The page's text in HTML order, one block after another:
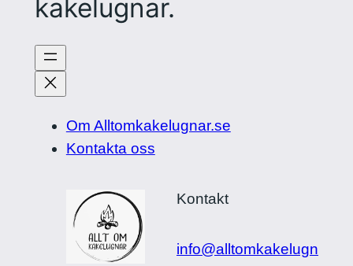
kakelugnar.
Om Alltomkakelugnar.se
Kontakta oss
Kontakt
info@alltomkakelugn